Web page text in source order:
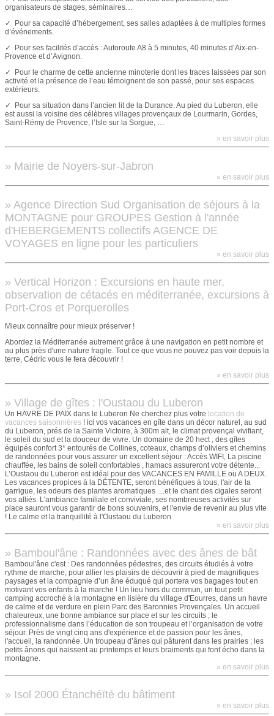
organisateurs de stages, séminaires…
✓ Pour sa capacité d’hébergement, ses salles adaptées à de multiples formes
d’événements.
✓ Pour ses facilités d’accès : Autoroute A8 à 5 minutes, 40 minutes d’Aix-en-
Provence et d’Avignon.
✓ Pour le charme de cette ancienne minoterie dont les traces laissées par son
activité et la présence de l’eau témoignent de son passé, pour ses espaces
extérieurs.
✓ Pour sa situation dans l’ancien lit de la Durance. Au pied du Luberon, elle
est aussi la voisine des célèbres villages provençaux de Lourmarin, Gordes,
Saint-Rémy de Provence, l’Isle sur la Sorgue, …
» en savoir plus
» Mairie de Noyers-sur-Jabron
» en savoir plus
» Agence Direction Sud Organisation de séjours à la
MONTAGNE pour GROUPES Gestion à l'année
d'HEBERGEMENTS collectifs AGENCE DE
VOYAGES en ligne pour les particuliers
» en savoir plus
» Vertical Horizon : Excursions en haute mer,
observation de cétacés en méditerranée, excursions à
Port-Cros et Porquerolles
Mieux connaître pour mieux préserver !
Abordez la Méditerranée autrement grâce à une navigation en petit nombre et
au plus près d'une nature fragile. Tout ce que vous ne pouvez pas voir depuis la
terre, Cédric vous le fera découvrir !
» en savoir plus
» Village de gîtes : l'Oustaou du Luberon
Un HAVRE DE PAIX dans le Luberon Ne cherchez plus votre location de
vacances saisonnières ! ici vos vacances en gîte dans un décor naturel, au sud
du Luberon, prés de la Sainte Victoire, à 300m alt, le climat provençal vivifiant,
le soleil du sud et la douceur de vivre. Un domaine de 20 hect , des gîtes
équipés confort 3* entourés de Collines, coteaux, champs d’oliviers et chemins
de randonnées pour vous assurer un excellent séjour : Accès WIFI, La piscine
chauffée, les bains de soleil confortables , hamacs assureront votre détente...
L’Oustaou du Luberon est idéal pour des VACANCES EN FAMILLE ou A DEUX.
Les vacances propices à la DÉTENTE, seront bénéfiques à tous, l'air de la
garrigue, les odeurs des plantes aromatiques ....et le chant des cigales seront
vos alliés. L'ambiance familiale et conviviale, ses nombreuses activités sur
place sauront vous garantir de bons souvenirs, et l'envie de revenir au plus vite
! Le calme et la tranquillité à l'Oustaou du Luberon
» en savoir plus
» Bamboul'âne : Randonnées avec des ânes de bât
Bamboul'âne c'est : Des randonnées pédestres, des circuits étudiés à votre
rythme de marche, pour allier les plaisirs de découvrir à pied de magnifiques
paysages et la compagnie d’un âne éduqué qui portera vos bagages tout en
motivant vos enfants à la marche ! Un lieu hors du commun, un tout petit
camping accroché à la montagne en lisière du village d'Eourres, dans un havre
de calme et de verdure en plein Parc des Baronnies Provençales. Un accueil
chaleureux, une bonne ambiance sur place et sur les circuits ; le
professionnalisme dans l’éducation de son troupeau et l’organisation de votre
séjour. Près de vingt cinq ans d'expérience et de passion pour les ânes,
l'accueil, la randonnée. Un troupeau d’ânes qui pâturent dans les prairies ; les
petits ânons qui naissent au printemps et leurs braiments qui font écho dans la
montagne.
» en savoir plus
» Isol 2000 Étanchéïté du bâtiment
» en savoir plus